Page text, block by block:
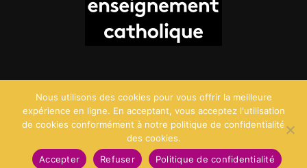
©2026 Saint Charles - Création :Agence Point Com
Nous utilisons des cookies pour vous offrir la meilleure
expérience en ligne. En acceptant, vous acceptez l'utilisation
de cookies conformément à notre politique de confidentialité
des cookies.
Accepter
Refuser Politique de confidentialité